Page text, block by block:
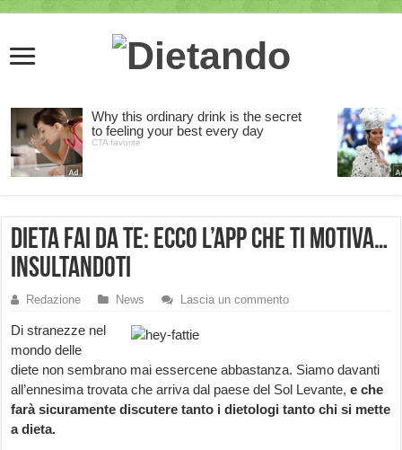
Dieta fai da te: ecco l’App che ti motiva…
insultandoti
Redazione News Lascia un commento
Di stranezze nel
mondo delle
diete non sembrano mai essercene abbastanza. Siamo davanti
all’ennesima trovata che arriva dal paese del Sol Levante,e che
farà sicuramente discutere tanto i dietologi tanto chi si mette
a dieta.